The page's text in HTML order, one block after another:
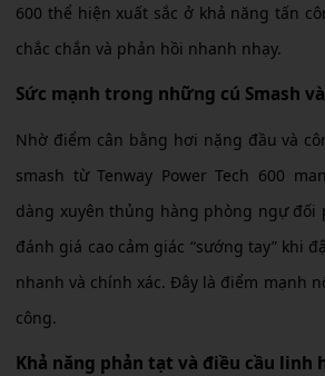
600 thể hiện xuất sắc ở khả năng tấn
chắc chắn và phản hồi nhanh nhạy.
Sức mạnh trong những cú Smash
Nhờ điểm cân bằng hơi nặng đầu và
smash từ Tenway Power Tech 600
dàng xuyên thủng hàng phòng ngự đối
đánh giá cao cảm giác “sướng tay” khi
nhanh và chính xác. Đây là điểm mạnh
công.
Khả năng phản tạt và điều cầu linh